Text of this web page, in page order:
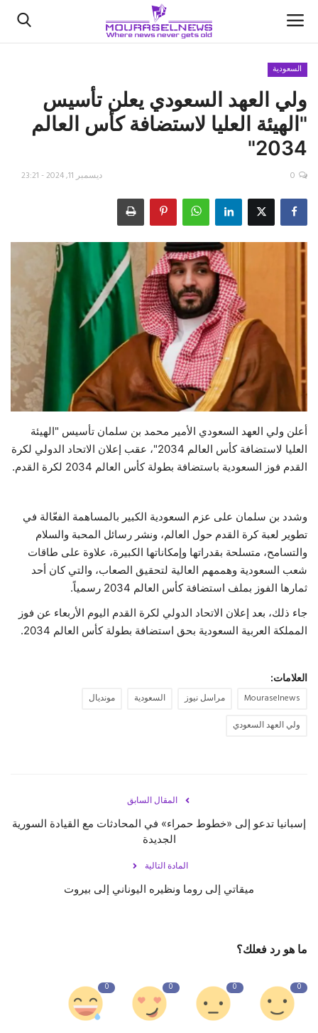
الأخبار
كتّابنا
السعودية
اقتصاد
علوم وتكنولوجيا
فيديو
السعودية
ولي العهد السعودي يعلن تأسيس
"الهيئة العليا لاستضافة كأس العالم
2034"
ديسمبر 11, 2024 - 23:21 0
أعلن ولي العهد السعودي الأمير محمد بن سلمان تأسيس "الهيئة
العليا لاستضافة كأس العالم 2034"، عقب إعلان الاتحاد الدولي لكرة
القدم فوز السعودية باستضافة بطولة كأس العالم 2034 لكرة القدم.
وشدد بن سلمان على عزم السعودية الكبير بالمساهمة الفعّالة في
تطوير لعبة كرة القدم حول العالم، ونشر رسائل المحبة والسلام
والتسامح، متسلحة بقدراتها وإمكاناتها الكبيرة، علاوة على طاقات
شعب السعودية وهممهم العالية لتحقيق الصعاب، والتي كان أحد
ثمارها الفوز بملف استضافة كأس العالم 2034 رسمياً.
جاء ذلك، بعد إعلان الاتحاد الدولي لكرة القدم اليوم الأربعاء عن فوز
المملكة العربية السعودية بحق استضافة بطولة كأس العالم 2034.
العلامات:
Mouraselnews مراسل نيوز السعودية
مونديال
ولي العهد السعودي
المقال السابق
إسبانيا تدعو إلى «خطوط حمراء» في المحادثات مع القيادة السورية
الجديدة
المادة التالية
ميقاتي إلى روما ونظيره اليوناني إلى بيروت
ما هو رد فعلك؟
0
0
0
0